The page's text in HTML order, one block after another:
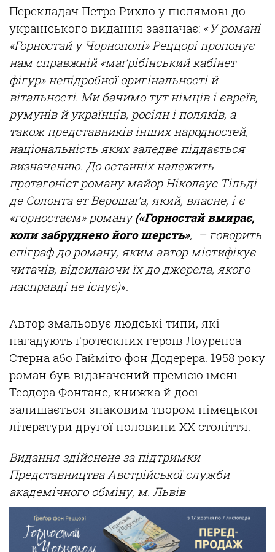
Перекладач Петро Рихло у післямові до
українського видання зазначає: «У романі
«Горностай у Чорнополі» Реццорі пропонує
нам справжній «маґрібінський кабінет
фігур» непідробної оригінальності й
вітальності. Ми бачимо тут німців і євреїв,
румунів й українців, росіян і поляків, а
також представників інших народностей,
національність яких заледве піддається
визначенню. До останніх належить
протагоніст роману майор Ніколаус Тільді
де Солонта ет Верошаґа, який, власне, і є
«горностаєм» роману(«Горностай вмирає,
коли забруднено його шерсть», – говорить
епіграф до роману, яким автор містифікує
читачів, відсилаючи їх до джерела, якого
насправді не існує)».
Автор змальовує людські типи, які
нагадують ґротескних героїв Лоуренса
Стерна або Гайміто фон Додерера. 1958 року
роман був відзначений премією імені
Теодора Фонтане, книжка й досі
залишається знаковим твором німецької
літератури другої половини ХХ століття.
Видання здійснене за підтримки
Представництва Австрійської служби
академічного обміну, м. Львів